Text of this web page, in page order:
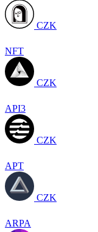
CZK
NFT
CZK
API3
CZK
APT
CZK
ARPA